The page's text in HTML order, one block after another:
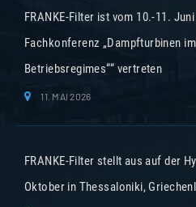
FRANKE-Filter ist vom 10.-11.
Fachkonferenz „Dampfturbinen
Betriebsregimes““ vertreten
11. MAI 2026
FRANKE-Filter stellt aus auf der
Oktober in Thessaloniki,